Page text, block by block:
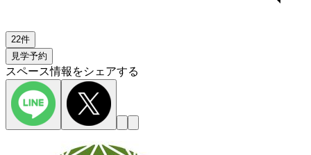
22件
見学予約
スペース情報をシェアする